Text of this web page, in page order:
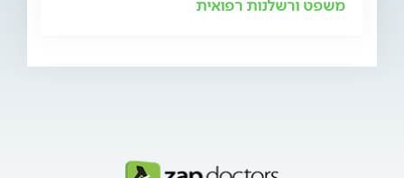
משפט ורשלנות רפואית